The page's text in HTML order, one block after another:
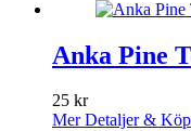
Anka Pine
25 kr
Mer Detaljer & Köp